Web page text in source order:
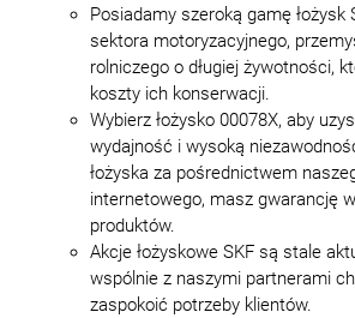
Posiadamy szeroką gamę łożysk
sektora motoryzacyjnego,
rolniczego o długiej żywotności,
koszty ich konserwacji.
Wybierz łożysko 00078X, aby
wydajność i wysoką
łożyska za pośrednictwem
internetowego, masz gwarancję
produktów.
Akcje łożyskowe SKF są stale
wspólnie z naszymi partnerami
zaspokoić potrzeby klientów.